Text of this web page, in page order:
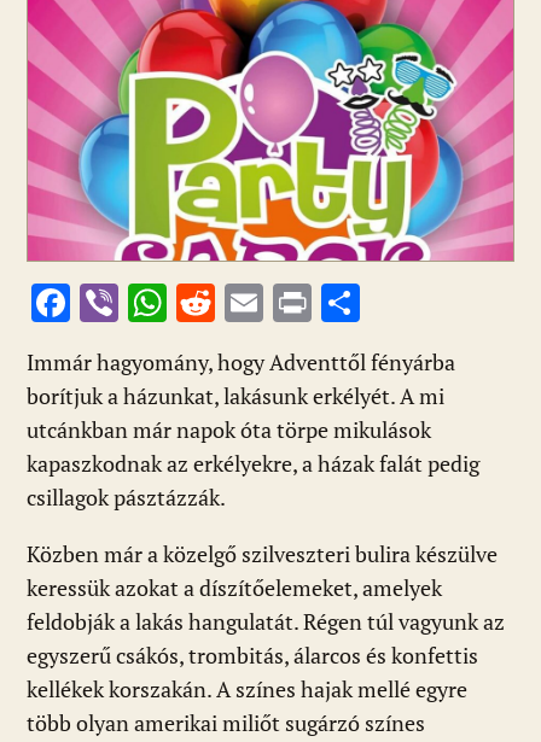
F
ac
e
b
o
o
Vi
er
W
h
at
s
A
p
p
R
e
d
di
t
E
m
ai
l
Pr
t
ss
za
m
e
Immár hagyomány, hogy Adventtől fényárba
borítjuk a házunkat, lakásunk erkélyét. A mi
utcánkban már napok óta törpe mikulások
kapaszkodnak az erkélyekre, a házak falát pedig
csillagok pásztázzák.
Közben már a közelgő szilveszteri bulira készülve
keressük azokat a díszítőelemeket, amelyek
feldobják a lakás hangulatát. Régen túl vagyunk az
egyszerű csákós, trombitás, álarcos és konfettis
kellékek korszakán. A színes hajak mellé egyre
több olyan amerikai miliőt sugárzó színes